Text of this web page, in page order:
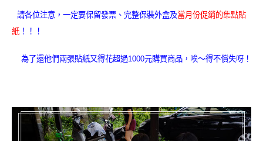
請各位注意，一定要保留發票 、完整保裝外盒及當月份促銷的集點貼
紙 ！！！
為了還他們兩張貼紙又得花超過1000元購買商品，唉～得不償失呀！